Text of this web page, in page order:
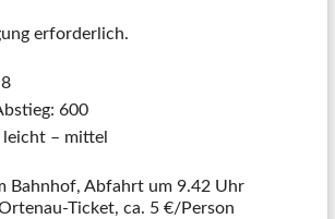
erforderlich.
600
– mittel
Bahnhof, Abfahrt um 9.42 Uhr
Ticket, ca. 5 €/Person